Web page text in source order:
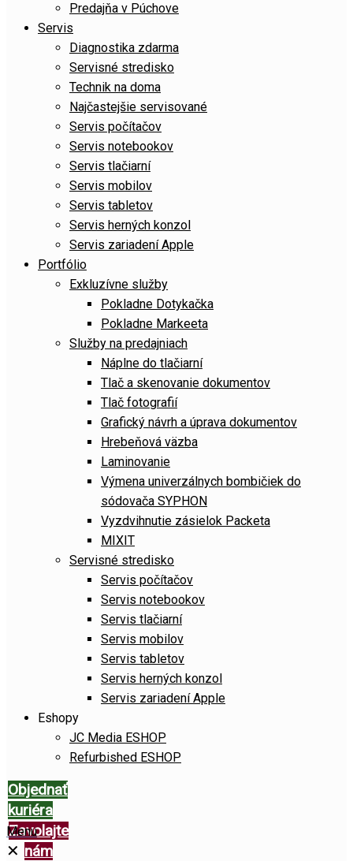
Predajňa v Púchove
Servis
Diagnostika zdarma
Servisné stredisko
Technik na doma
Najčastejšie servisované
Servis počítačov
Servis notebookov
Servis tlačiarní
Servis mobilov
Servis tabletov
Servis herných konzol
Servis zariadení Apple
Portfólio
Exkluzívne služby
Pokladne Dotykačka
Pokladne Markeeta
Služby na predajniach
Náplne do tlačiarní
Tlač a skenovanie dokumentov
Tlač fotografií
Grafický návrh a úprava dokumentov
Hrebeňová väzba
Laminovanie
Výmena univerzálnych bombičiek do
sódovača SYPHON
Vyzdvihnutie zásielok Packeta
MIXIT
Servisné stredisko
Servis počítačov
Servis notebookov
Servis tlačiarní
Servis mobilov
Servis tabletov
Servis herných konzol
Servis zariadení Apple
Eshopy
JC Media ESHOP
Refurbished ESHOP
Objednať
kuriéra
Zavolajte
nám
Menu
✕